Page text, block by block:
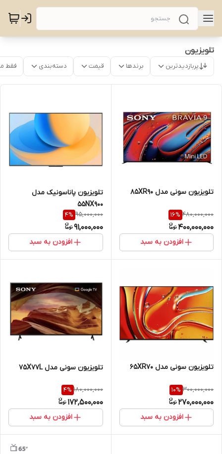
تلویزیون
پربازدیدترین برندها قیمت دسته‌بندی فقط
تلویزیون سونی مدل 85XR90
480,000,000
16%
400,000,000
افزودن به سبد
تلویزیون پاناسونیک مدل
55NX900
95,000,000
4%
91,000,000
افزودن به سبد
تلویزیون سونی مدل 65XR70
300,000,000
10%
270,000,000
افزودن به سبد
تلویزیون سونی مدل 75X77L
180,000,000
4%
172,500,000
افزودن به سبد